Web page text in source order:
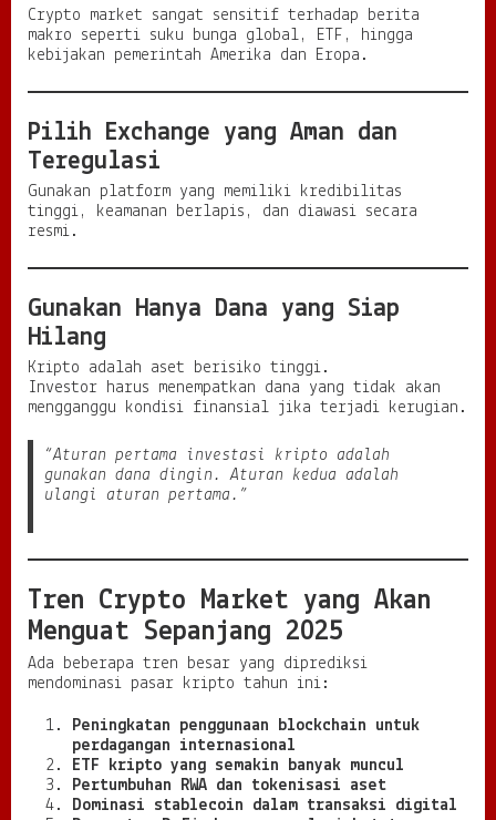
Crypto market sangat sensitif terhadap berita
makro seperti suku bunga global, ETF, hingga
kebijakan pemerintah Amerika dan Eropa.
Pilih Exchange yang Aman dan
Teregulasi
Gunakan platform yang memiliki kredibilitas
tinggi, keamanan berlapis, dan diawasi secara
resmi.
Gunakan Hanya Dana yang Siap
Hilang
Kripto adalah aset berisiko tinggi.
Investor harus menempatkan dana yang tidak akan
mengganggu kondisi finansial jika terjadi kerugian.
“Aturan pertama investasi kripto adalah
gunakan dana dingin. Aturan kedua adalah
ulangi aturan pertama.”
Tren Crypto Market yang Akan
Menguat Sepanjang 2025
Ada beberapa tren besar yang diprediksi
mendominasi pasar kripto tahun ini:
Peningkatan penggunaan blockchain untuk
perdagangan internasional
ETF kripto yang semakin banyak muncul
Pertumbuhan RWA dan tokenisasi aset
Dominasi stablecoin dalam transaksi digital